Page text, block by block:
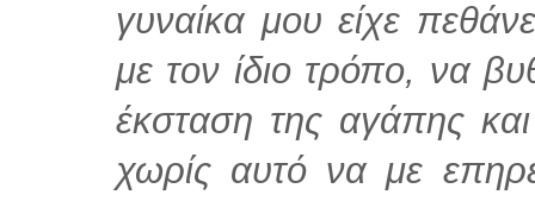
γυναίκα μου είχε
με τον ίδιο τρόπο, να
έκσταση της αγάπης
χωρίς αυτό να με